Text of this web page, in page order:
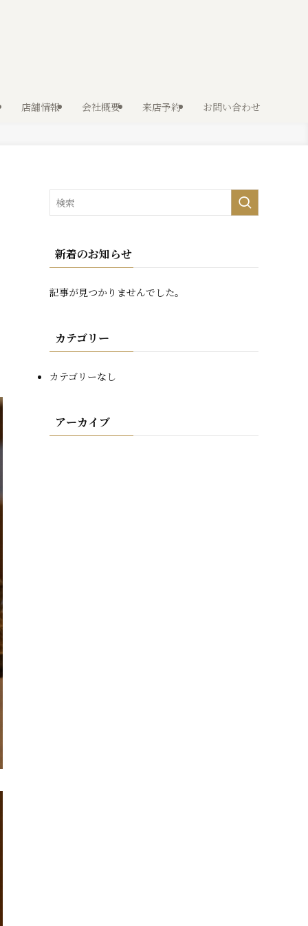
店舗情報 会社概要 来店予約 お問い合わせ
新着のお知らせ
記事が見つかりませんでした。
カテゴリー
カテゴリーなし
アーカイブ